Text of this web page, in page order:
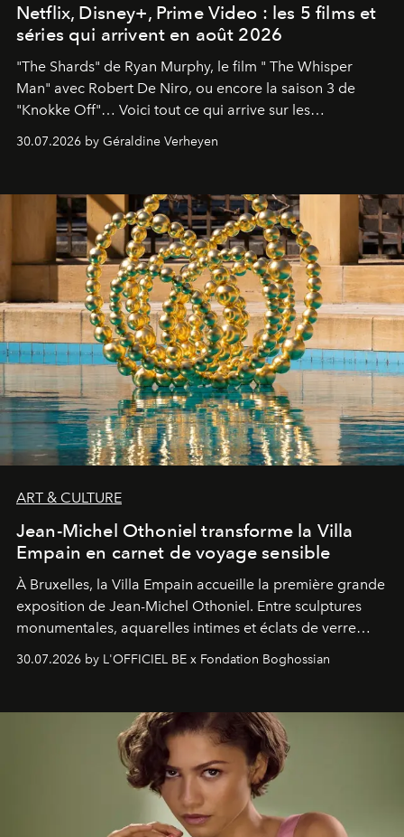
Netflix, Disney+, Prime Video : les 5 films et
séries qui arrivent en août 2026
"The Shards" de Ryan Murphy, le film " The Whisper
Man" avec Robert De Niro, ou encore la saison 3 de
"Knokke Off"… Voici tout ce qui arrive sur les
30.07.2026 by Géraldine Verheyen
ART & CULTURE
Jean-Michel Othoniel transforme la Villa
Empain en carnet de voyage sensible
À Bruxelles, la Villa Empain accueille la première grande
exposition de Jean-Michel Othoniel. Entre sculptures
monumentales, aquarelles intimes et éclats de verre
émotionnel où chaque œuvre devient le souvenir
émerveillement.
30.07.2026 by L'OFFICIEL BE x Fondation Boghossian